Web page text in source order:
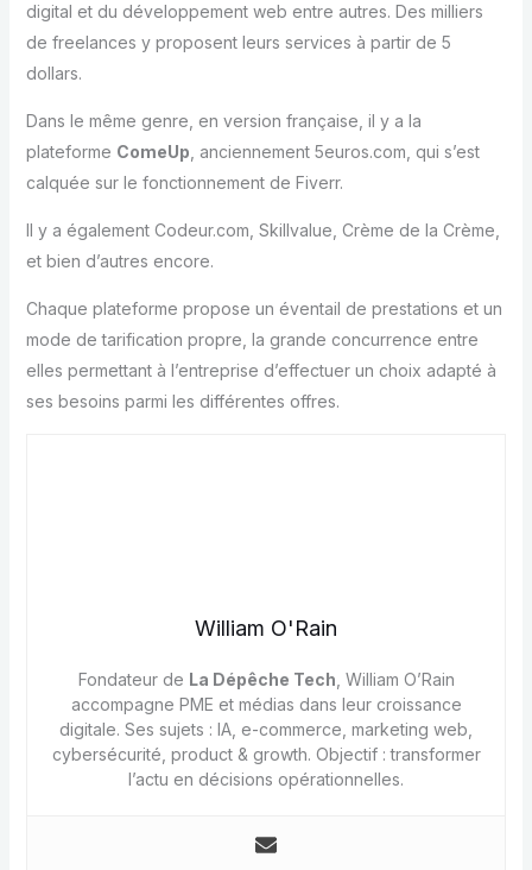
digital et du développement web entre autres. Des milliers
de freelances y proposent leurs services à partir de 5
dollars.
Dans le même genre, en version française, il y a la
plateforme ComeUp , anciennement 5euros.com, qui s’est
calquée sur le fonctionnement de Fiverr.
Il y a également Codeur.com, Skillvalue, Crème de la Crème,
et bien d’autres encore.
Chaque plateforme propose un éventail de prestations et un
mode de tarification propre, la grande concurrence entre
elles permettant à l’entreprise d’effectuer un choix adapté à
ses besoins parmi les différentes offres.
William O'Rain
Fondateur de La Dépêche Tech , William O’Rain
accompagne PME et médias dans leur croissance
digitale. Ses sujets : IA, e-commerce, marketing web,
cybersécurité, product & growth. Objectif : transformer
l’actu en décisions opérationnelles.